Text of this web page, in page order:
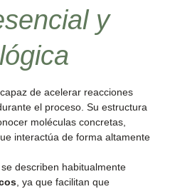
y
de acelerar reacciones
el proceso. Su estructura
moléculas concretas,
interactúa de forma altamente
describen habitualmente
, ya que facilitan que